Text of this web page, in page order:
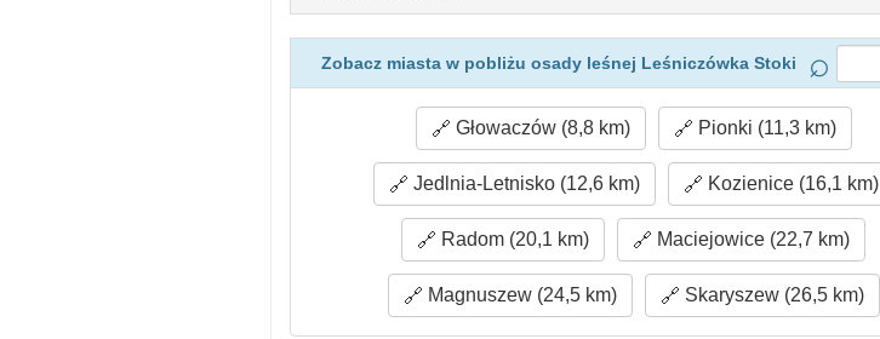
Zobacz miasta w pobliżu osady leśnej Leśniczówka Stoki
Głowaczów (8,8 km) Pionki (11,3 km)
Jedlnia-Letnisko (12,6 km) Kozienice (16,1 km)
Radom (20,1 km) Maciejowice (22,7 km)
Magnuszew (24,5 km) Skaryszew (26,5 km)